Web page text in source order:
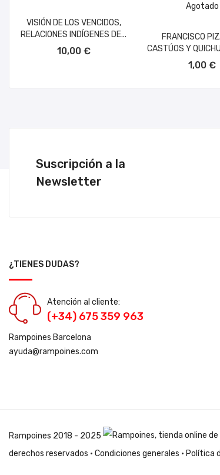
VISIÓN DE LOS VENCIDOS,
RELACIONES INDÍGENES DE...
10,00 €
Agotado
FRANCISCO
CASTÚOS Y
1,00 €
Suscripción a la
Newsletter
¿TIENES DUDAS?
Atención al cliente:
(+34) 675 359 963
Rampoines Barcelona
ayuda@rampoines.com
Rampoines 2018 - 2025
derechos reservados · Condiciones generales · Política